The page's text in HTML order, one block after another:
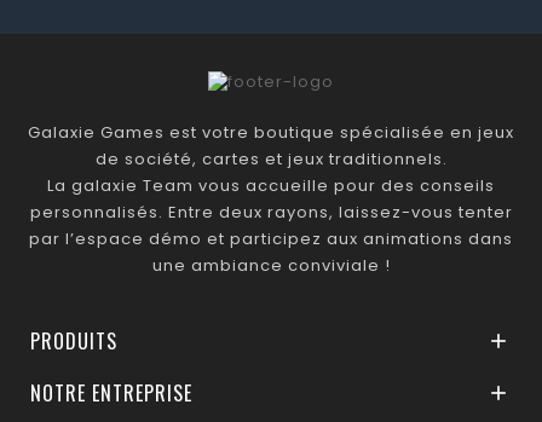
Galaxie Games est votre boutique spécialisée en jeux
de société, cartes et jeux traditionnels.
La galaxie Team vous accueille pour des conseils
personnalisés. Entre deux rayons, laissez-vous tenter
par l’espace démo et participez aux animations dans
une ambiance conviviale !
PRODUITS 
NOTRE ENTREPRISE 